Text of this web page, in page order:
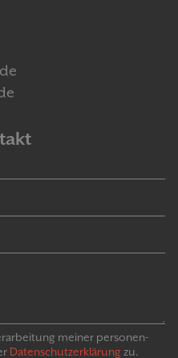
meiner personen­
Daten­schutz­er­klär­ung zu.